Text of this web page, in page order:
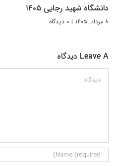
دانشگاه شهید رجایی ۱۴۰۵
۸ مرداد, ۱۴۰۵ | ۰ دیدگاه
Leave A دیدگاه
دیدگاه